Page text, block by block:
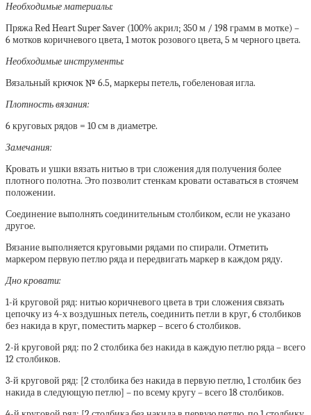
Необходимые материалы:
Пряжа Red Heart Super Saver (100% акрил; 350 м / 198 грамм в мотке) –
6 мотков коричневого цвета, 1 моток розового цвета, 5 м черного цвета.
Необходимые инструменты:
Вязальный крючок № 6.5, маркеры петель, гобеленовая игла.
Плотность вязания:
6 круговых рядов = 10 см в диаметре.
Замечания:
Кровать и ушки вязать нитью в три сложения для получения более
плотного полотна. Это позволит стенкам кровати оставаться в стоячем
положении.
Соединение выполнять соединительным столбиком, если не указано
другое.
Вязание выполняется круговыми рядами по спирали. Отметить
маркером первую петлю ряда и передвигать маркер в каждом ряду.
Дно кровати:
1-й круговой ряд: нитью коричневого цвета в три сложения связать
цепочку из 4-х воздушных петель, соединить петли в круг, 6 столбиков
без накида в круг, поместить маркер – всего 6 столбиков.
2-й круговой ряд: по 2 столбика без накида в каждую петлю ряда – всего
12 столбиков.
3-й круговой ряд: [2 столбика без накида в первую петлю, 1 столбик без
накида в следующую петлю] – по всему кругу – всего 18 столбиков.